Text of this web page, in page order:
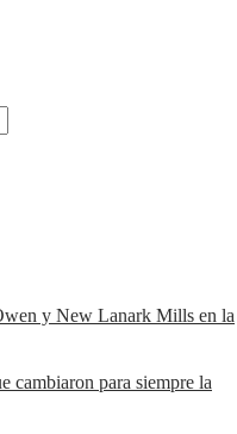
y New Lanark Mills en la
cambiaron para siempre la